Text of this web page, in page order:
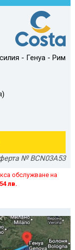
- Генуа - Рим
№ BCN03A53
обслужване на
лв.